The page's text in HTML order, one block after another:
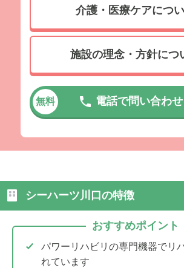
介護・医療ケアにつ
施設の理念・方針につ
無料 電話で問い合わ
シーハーツ川口の特徴
おすすめポイント
パワーリハビリの専門機器でリ
れています